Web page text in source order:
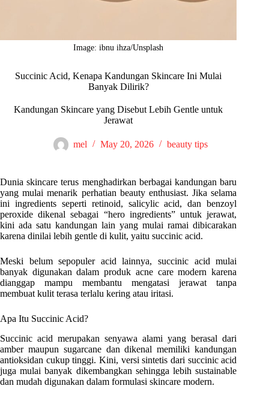
Image: ibnu ihza/Unsplash
Succinic Acid, Kenapa Kandungan Skincare Ini Mulai
Banyak Dilirik?
Kandungan Skincare yang Disebut Lebih Gentle untuk
Jerawat
mel May 20, 2026 beauty tips
Dunia skincare terus menghadirkan berbagai kandungan baru
yang mulai menarik perhatian beauty enthusiast. Jika selama
ini ingredients seperti retinoid, salicylic acid, dan benzoyl
peroxide dikenal sebagai “hero ingredients” untuk jerawat,
kini ada satu kandungan lain yang mulai ramai dibicarakan
karena dinilai lebih gentle di kulit, yaitu succinic acid.
Meski belum sepopuler acid lainnya, succinic acid mulai
banyak digunakan dalam produk acne care modern karena
dianggap mampu membantu mengatasi jerawat tanpa
membuat kulit terasa terlalu kering atau iritasi.
Apa Itu Succinic Acid?
Succinic acid merupakan senyawa alami yang berasal dari
amber maupun sugarcane dan dikenal memiliki kandungan
antioksidan cukup tinggi. Kini, versi sintetis dari succinic acid
juga mulai banyak dikembangkan sehingga lebih sustainable
dan mudah digunakan dalam formulasi skincare modern.